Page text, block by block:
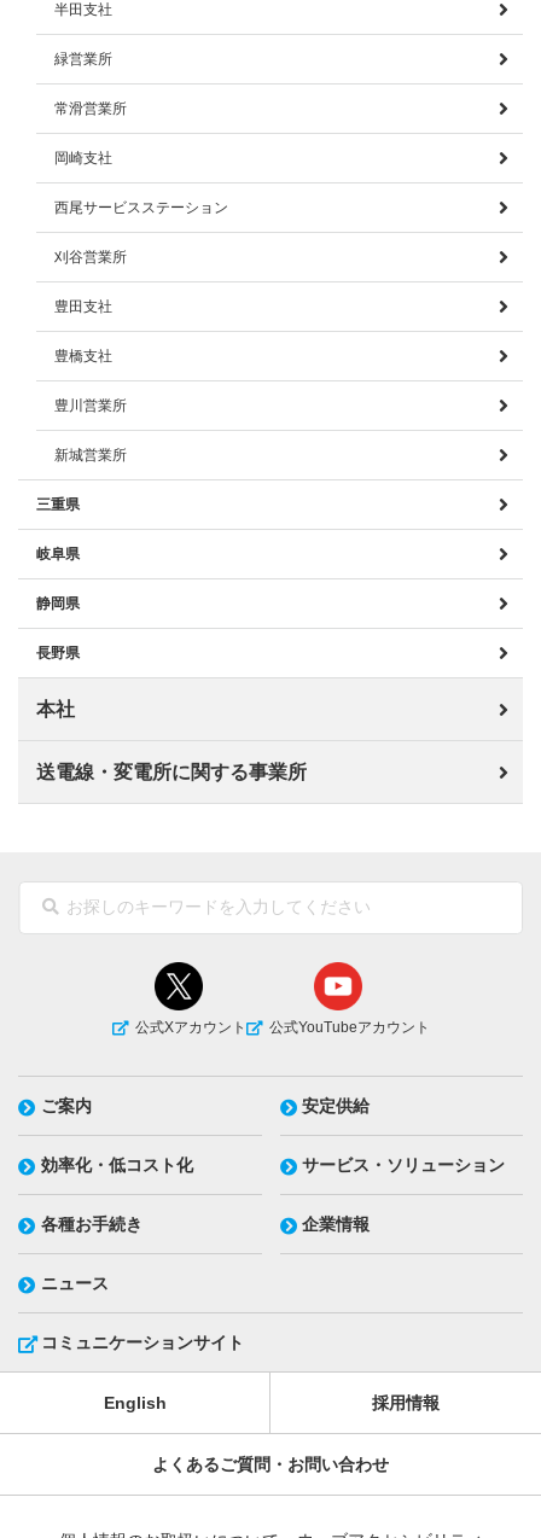
半田支社
緑営業所
常滑営業所
岡崎支社
西尾サービスステーション
刈谷営業所
豊田支社
豊橋支社
豊川営業所
新城営業所
三重県
岐阜県
静岡県
長野県
本社
送電線・変電所に関する事業所
公式Xアカウント 公式YouTubeアカウント
ご案内 安定供給
効率化・低コスト化 サービス・ソリューション
各種お手続き 企業情報
ニュース
コミュニケーションサイト
English 採用情報
よくあるご質問・お問い合わせ